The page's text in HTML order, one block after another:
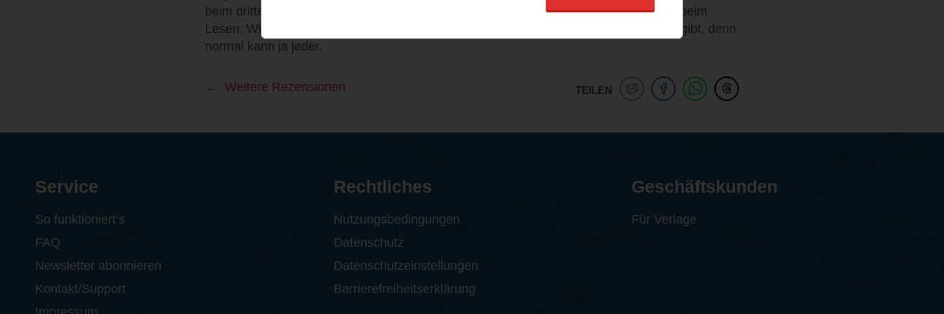
beim dritten Band sorgt Sabine Bohlmann wieder für viel Gelächter und Schmunzeln beim
Lesen. Wir hoffen, dass es noch viele weitere Abenteuer mit unserer Lieblingsfamilie gibt, denn
normal kann ja jeder.
TEILEN
Weitere Rezensionen
Service
So funktioniert‘s
FAQ
Newsletter abonnieren
Kontakt/Support
Rechtliches
Nutzungsbedingungen
Datenschutz
Datenschutzeinstellungen
Barrierefreiheitserklärung
Geschäftskunden
Für Verlage